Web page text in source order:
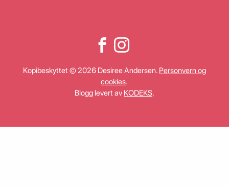
Kopibeskyttet © 2026 Desiree Andersen. Personvern og
cookies.
Blogg levert av KODEKS.